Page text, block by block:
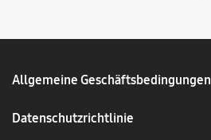
Allgemeine Geschäftsbedingungen
Datenschutzrichtlinie